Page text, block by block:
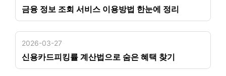
금융 정보 조회 서비스 이용방법 한눈에 정리
2026-03-27
신용카드피킹률 계산법으로 숨은 혜택 찾기